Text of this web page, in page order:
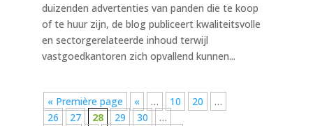
duizenden advertenties van panden die te koop
of te huur zijn, de blog publiceert kwaliteitsvolle
en sectorgerelateerde inhoud terwijl
vastgoedkantoren zich opvallend kunnen...
« Première page « … 10 20
…
26
27 28 29 30
…